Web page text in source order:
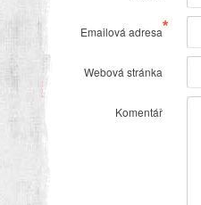
Emailová adresa*
Webová stránka
Komentář